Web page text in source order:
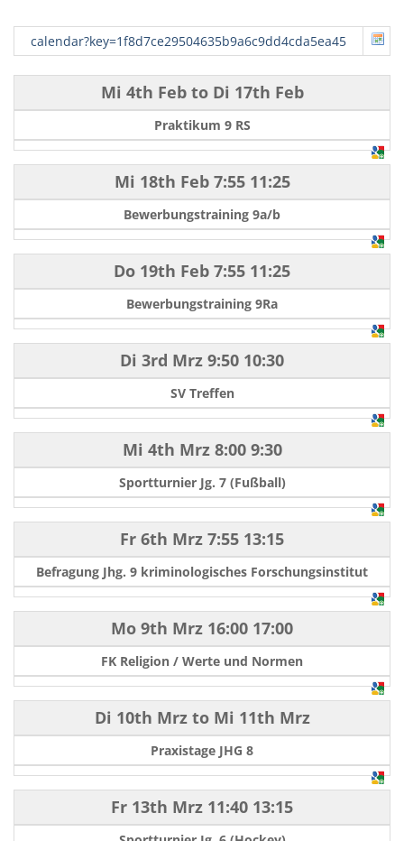
calendar?key=1f8d7ce29504635b9a6c9dd4cda5ea45
Mi 4th Febto Di 17th Feb
Praktikum 9 RS
Mi 18th Feb7:55 11:25
Bewerbungstraining 9a/b
Do 19th Feb 7:55 11:25
Bewerbungstraining 9Ra
Di 3rd Mrz 9:50 10:30
SV Treffen
Mi 4th Mrz8:00 9:30
Sportturnier Jg. 7 (Fußball)
Fr 6th Mrz 7:55 13:15
Befragung Jhg. 9 kriminologisches Forschungsinstitut
Mo 9th Mrz 16:00 17:00
FK Religion / Werte und Normen
Di 10th Mrzto Mi 11th Mrz
Praxistage JHG 8
Fr 13th Mrz 11:40 13:15